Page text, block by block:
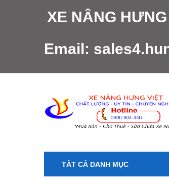
XE NÂNG
Email:
TẤT CẢ DANH MỤC